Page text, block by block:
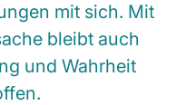
mit sich. Mit
bleibt auch
und Wahrheit